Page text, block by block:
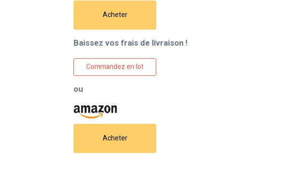
Acheter
Baissez vos frais de livraison !
Commandez en lot
ou
Acheter